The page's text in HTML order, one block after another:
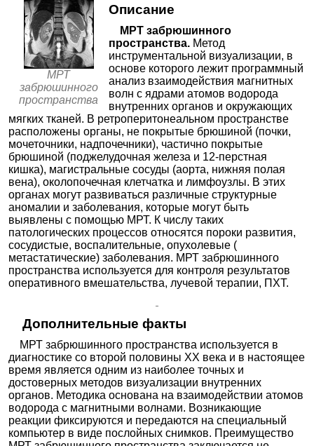
СмартМед на проспекте Космонавтов
Ростов-на-Дону; пр-т Космонавтов, д. 25А;
+7(863..показать
4500₽ Запись
МЦ МРТ+ на Коммунистической
Волгоград; ул. Коммунистическая, д. 19Д ;
..показать
4700₽ Запись
Клиника Эксперт на Красноармейской
Ростов-на-Дону; ул. Красноармейская, д. 262/122;
+7(863 ..показать
4990₽ Запись
ПЭТ-Технолоджи в Балашихе
Балашиха; ул. Карбышева, д. 6Б ;
+7(499 ..показать
6500₽ Запись
ABC Медицина в Балашихе
Балашиха; Горенский б-р, д. 3А ; м. Новогиреево
Он Клиник на Воронцовской 8
Москва; ул. Воронцовская, д. 8, стр. 6
; м. Таганская
+7(499
7000₽ Запись
Поликлиника.ру на Новой Басманной
Москва; ул. Новая Басманная, д. 10, стр. 1
; м. Красные Ворота
+7(495 ..показать
7560₽ Запись
МРТ кишечника
МРТ печени
МРТ легких
МРТ поджелудочной железы
≈5840₽
МРТ прямой кишки
≈8289₽
МРТ селезенки
≈4850₽
МРПХГ (МРТ-панкреатохолангиография)
≈5687₽
МРТ средостения ≈7943₽
МРТ
забрюшинного
пространства
Описание
МРТ забрюшинного
пространства. Метод
инструментальной визуализации, в
основе которого лежит программный
анализ взаимодействия магнитных
волн с ядрами атомов водорода
внутренних органов и окружающих
мягких тканей. В ретроперитонеальном пространстве
расположены органы, не покрытые брюшиной (почки,
мочеточники, надпочечники), частично покрытые
брюшиной (поджелудочная железа и 12-перстная
кишка), магистральные сосуды (аорта, нижняя полая
вена), околопочечная клетчатка и лимфоузлы. В этих
органах могут развиваться различные структурные
аномалии и заболевания, которые могут быть
выявлены с помощью МРТ. К числу таких
патологических процессов относятся пороки развития,
сосудистые, воспалительные, опухолевые (
метастатические) заболевания. МРТ забрюшинного
пространства используется для контроля результатов
оперативного вмешательства, лучевой терапии, ПХТ.
Дополнительные факты
МРТ забрюшинного пространства используется в
диагностике со второй половины XX века и в настоящее
время является одним из наиболее точных и
достоверных методов визуализации внутренних
органов. Методика основана на взаимодействии атомов
водорода с магнитными волнами. Возникающие
реакции фиксируются и передаются на специальный
компьютер в виде послойных снимков. Преимущество